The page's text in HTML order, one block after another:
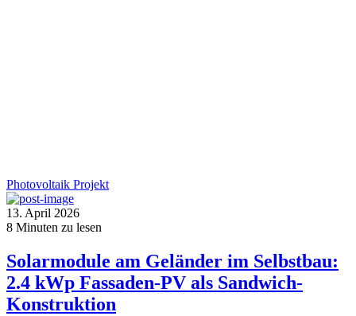
Photovoltaik Projekt
13. April 2026
8 Minuten zu lesen
Solarmodule am Geländer im Selbstbau:
2.4 kWp Fassaden-PV als Sandwich-
Konstruktion